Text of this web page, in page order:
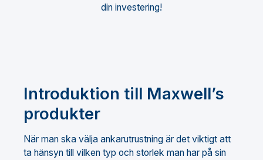
din investering!
Introduktion till Maxwell’s
produkter
När man ska välja ankarutrustning är det viktigt att
ta hänsyn till vilken typ och storlek man har på sin